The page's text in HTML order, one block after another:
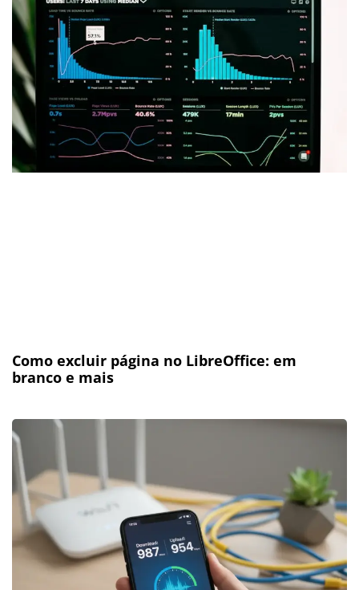
Como excluir página no LibreOffice: em
branco e mais